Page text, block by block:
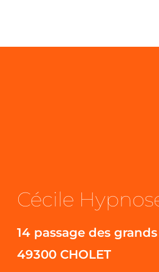
Cécile
14 passage des
49300 CHOLET